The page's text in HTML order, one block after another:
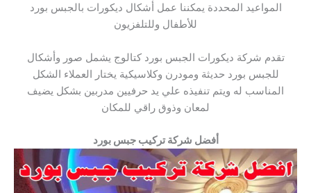
المواعيد المحددة يمكننا عمل أشكال ديكورات بالجبس بورد
للأطفال وللتلفزيون
تقدم شركة ديكورات الجبس بورد كتالوج يشمل صور وأشكال
للجبس بورد حديثة ومودرن وكلاسيكية يختار العملاء الشكل
المناسب له ويتم تنفيذه علي يد حرفيين مدربين بشكل يضيف
لمعان وذوق راقي للمكان
أفضل شركة تركيب جبس بورد